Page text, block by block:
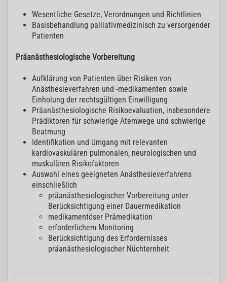
Wesentliche Gesetze, Verordnungen und Richtlinien
Basisbehandlung palliativmedizinisch zu versorgender
Patienten
Präanästhesiologische Vorbereitung
Aufklärung von Patienten über Risiken von
Anästhesieverfahren und -medikamenten sowie
Einholung der rechtsgültigen Einwilligung
Präanästhesiologische Risikoevaluation, insbesondere
Prädiktoren für schwierige Atemwege und schwierige
Beatmung
Identifikation und Umgang mit relevanten
kardiovaskulären pulmonalen, neurologischen und
muskulären Risikofaktoren
Auswahl eines geeigneten Anästhesieverfahrens
einschließlich
präanästhesiologischer Vorbereitung unter
Berücksichtigung einer Dauermedikation
medikamentöser Prämedikation
erforderlichem Monitoring
Berücksichtigung des Erfordernisses
präanästhesiologischer Nüchternheit